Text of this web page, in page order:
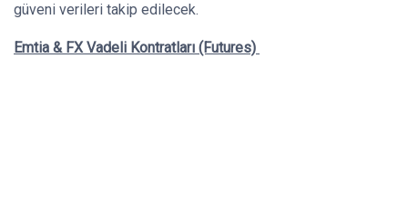
güveni verileri takip edilecek.
Emtia & FX Vadeli Kontratları (Futures)